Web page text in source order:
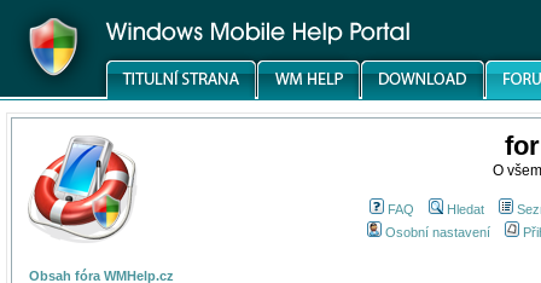
O
FAQ Hledat
Osobní nastavení
Obsah fóra WMHelp.cz